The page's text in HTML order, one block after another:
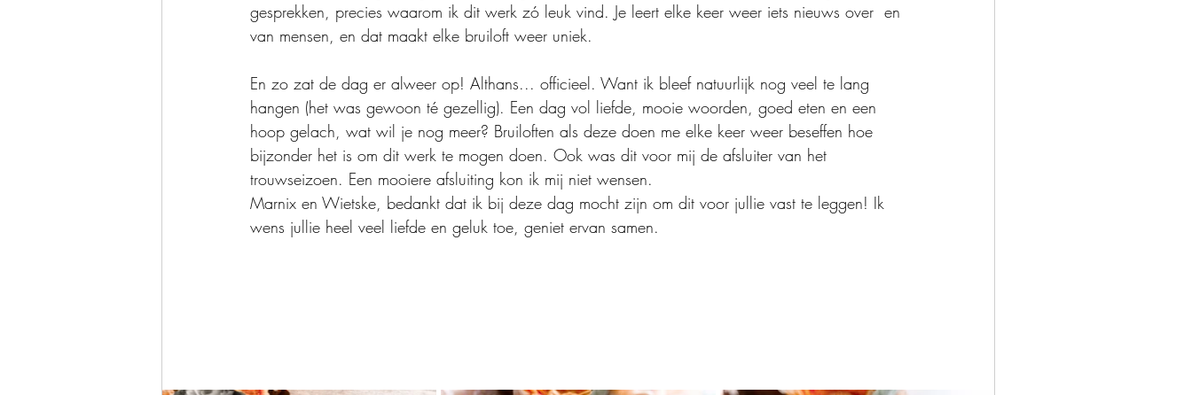
gesprekken, precies waarom ik dit werk zó leuk vind. Je leert elke keer weer iets nieuws over  en
van mensen, en dat maakt elke bruiloft weer uniek.
En zo zat de dag er alweer op! Althans... officieel. Want ik bleef natuurlijk nog veel te lang
hangen (het was gewoon té gezellig). Een dag vol liefde, mooie woorden, goed eten en een
hoop gelach, wat wil je nog meer? Bruiloften als deze doen me elke keer weer beseffen hoe
bijzonder het is om dit werk te mogen doen. Ook was dit voor mij de afsluiter van het
trouwseizoen. Een mooiere afsluiting kon ik mij niet wensen.
Marnix en Wietske, bedankt dat ik bij deze dag mocht zijn om dit voor jullie vast te leggen! Ik
wens jullie heel veel liefde en geluk toe, geniet ervan samen.